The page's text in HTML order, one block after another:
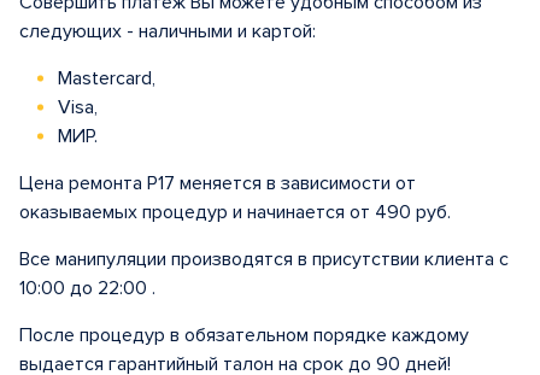
следующих - наличными и картой:
Mastercard,
Visa,
МИР.
Цена ремонта Р17 меняется в зависимости от
оказываемых процедур и начинается от 490 руб.
Все манипуляции производятся в присутствии клиента с
10:00 до 22:00 .
После процедур в обязательном порядке каждому
выдается гарантийный талон на срок до 90 дней!